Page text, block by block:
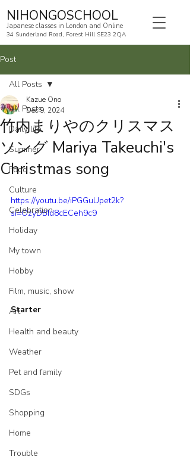
NIHONGOSCHOOL
Japanese classes in London and Online
34 Sunderland Road, Forest Hill SE23 2QA
Post
All Posts
Daily life
Summer
Food
Culture
Celebration
Holiday
My town
Hobby
Film, music, show
Art
Health and beauty
Weather
Pet and family
SDGs
Shopping
Home
Trouble
All Posts
竹内まりやのクリスマス
ソング Mariya Takeuchi's
Christmas song
Kazue Ono
Dec 9, 2024
https://youtu.be/iPGGuUpet2k?
si=OzyDBId8cECeh9c9
Starter